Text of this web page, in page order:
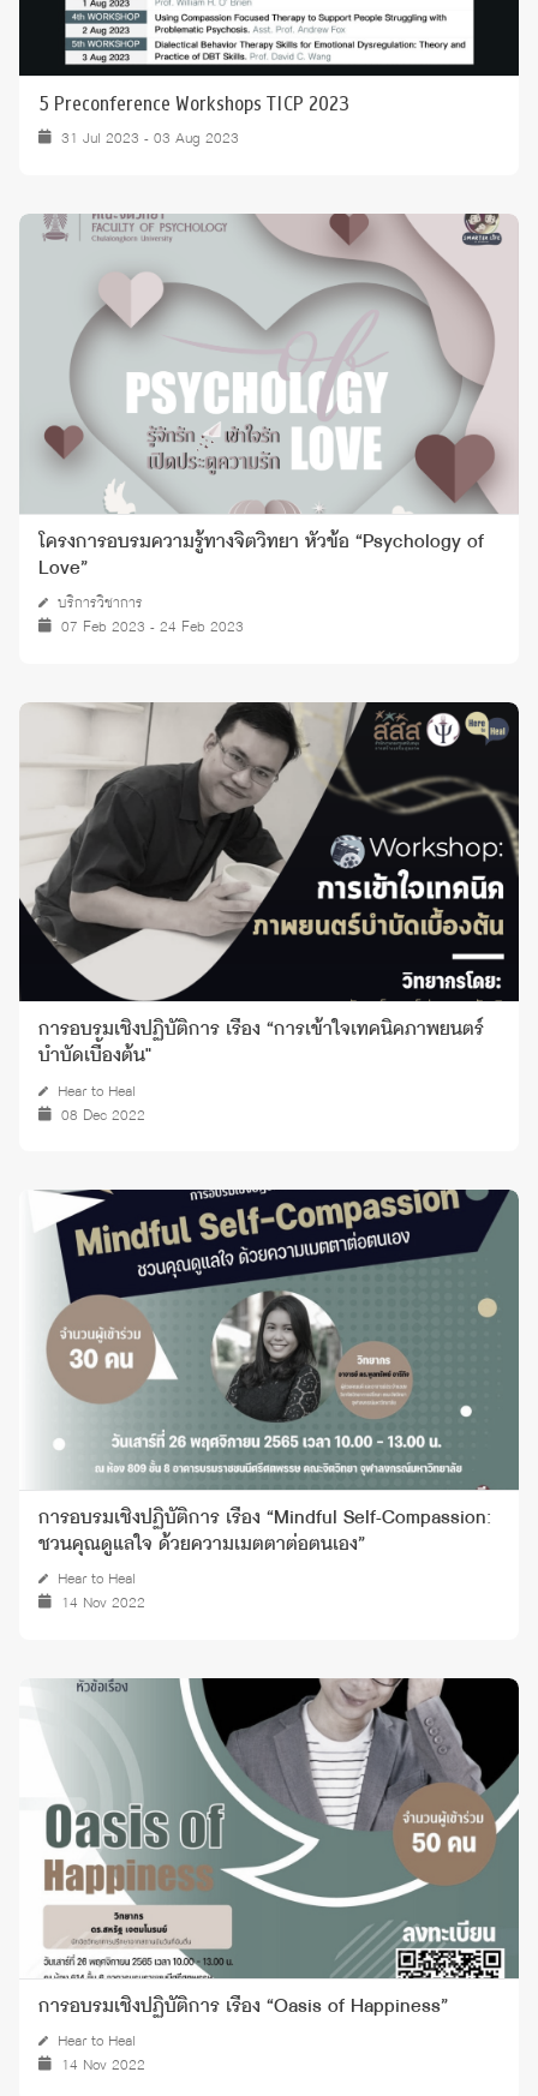
5 Preconference Workshops TICP 2023
31 Jul 2023 - 03 Aug 2023
โครงการอบรมความรู้ทางจิตวิทยา หัวข้อ “Psychology of
Love”
บริการวิชาการ
07 Feb 2023 - 24 Feb 2023
การอบรมเชิงปฏิบัติการ เรื่อง “การเข้าใจเทคนิคภาพยนตร์
บำบัดเบื้องต้น"
Hear to Heal
08 Dec 2022
การอบรมเชิงปฏิบัติการ เรื่อง “Mindful Self-Compassion:
ชวนคุณดูแลใจ ด้วยความเมตตาต่อตนเอง”
Hear to Heal
14 Nov 2022
การอบรมเชิงปฏิบัติการ เรื่อง “Oasis of Happiness”
Hear to Heal
14 Nov 2022